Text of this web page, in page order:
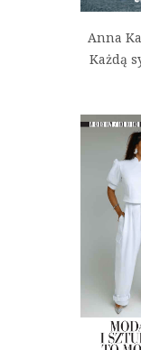
Anna
Każdą